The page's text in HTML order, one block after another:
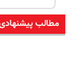
مطالب